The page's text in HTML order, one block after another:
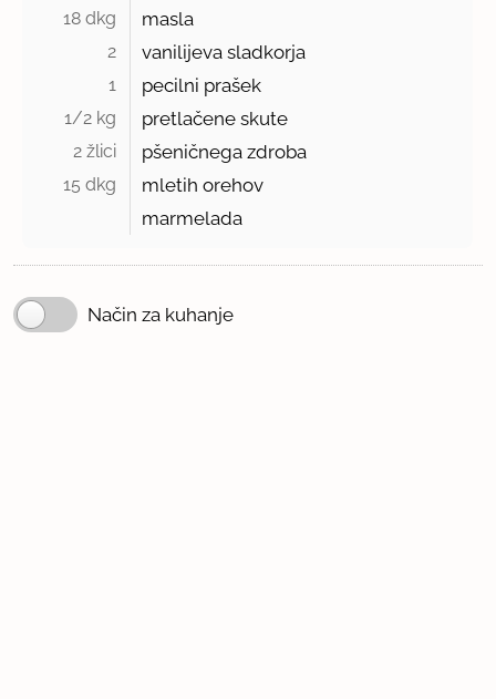
18 dkg masla
2 vanilijeva sladkorja
1 pecilni prašek
1/2 kg pretlačene skute
2 žlici pšeničnega zdroba
15 dkg
mletih orehov
marmelada
Način za kuhanje